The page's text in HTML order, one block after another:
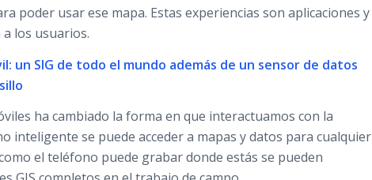
poder usar ese mapa. Estas experiencias son aplicaciones y
a los usuarios.
un SIG de todo el mundo además de un sensor de datos
ha cambiado la forma en que interactuamos con la
inteligente se puede acceder a mapas y datos para cualquier
el teléfono puede grabar donde estás se pueden